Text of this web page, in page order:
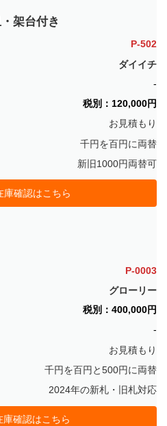
架台付き
P-502
ダイイチ
-
税別：120,000円
お見積もり
千円を百円に両替
新旧1000円両替可
庫確認はこちら
P-0003
グローリー
税別：400,000円
-
お見積もり
千円を百円と500円に両替
2024年の新札・旧札対応
庫確認はこちら